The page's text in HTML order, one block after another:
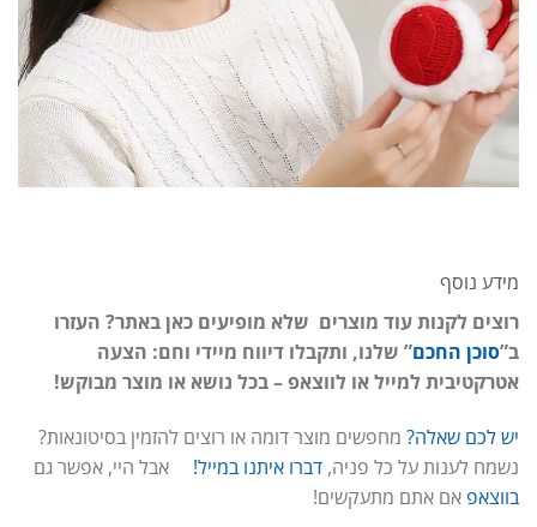
מידע נוסף
רוצים לקנות עוד מוצרים שלא מופיעים כאן באתר? העזרו
ב”סוכן החכם” שלנו, ותקבלו דיווח מיידי וחם: הצעה
אטרקטיבית למייל או לווצאפ – בכל נושא או מוצר מבוקש!
יש לכם שאלה? מחפשים מוצר דומה או רוצים להזמין בסיטונאות?
נשמח לענות על כל פניה, דברו איתנו במייל! אבל היי, אפשר גם
בווצאפאם אתם מתעקשים!